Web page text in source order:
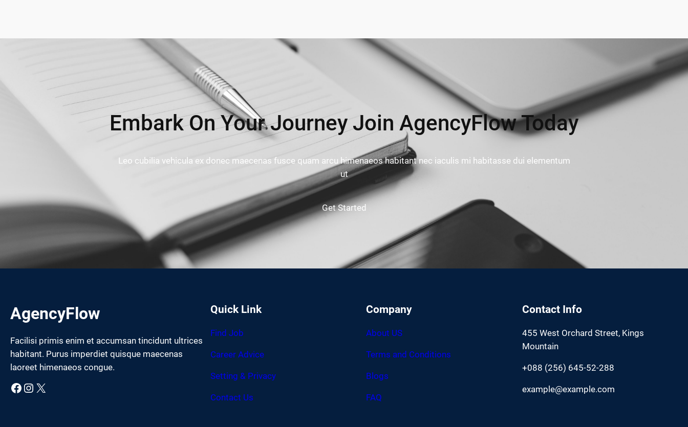
Embark On Your Journey Join AgencyFlow Today
Leo cubilia vehicula ex donec maecenas fusce quam arcu himenaeos habitant nec iaculis mi habitasse dui elementum
ut
Get Started
AgencyFlow
Facilisi primis enim et accumsan tincidunt ultrices
habitant. Purus imperdiet quisque maecenas
laoreet himenaeos congue.
Facebook Instagram X
Quick Link
Find Job
Career Advice
Setting & Privacy
Contact Us
Company
About US
Terms and Conditions
Blogs
FAQ
Contact Info
455 West Orchard Street, Kings
Mountain
+088 (256) 645-52-288
example@example.com